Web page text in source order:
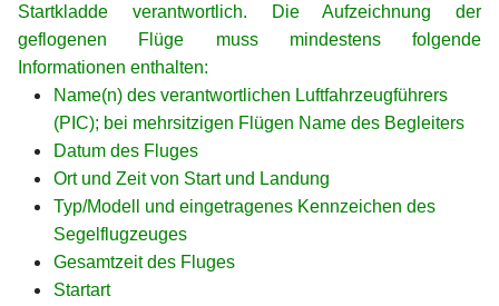
Startkladde verantwortlich. Die Aufzeichnung der
geflogenen Flüge muss mindestens folgende
Informationen enthalten:
Name(n) des verantwortlichen Luftfahrzeugführers
(PIC); bei mehrsitzigen Flügen Name des Begleiters
Datum des Fluges
Ort und Zeit von Start und Landung
Typ/Modell und eingetragenes Kennzeichen des
Segelflugzeuges
Gesamtzeit des Fluges
Startart